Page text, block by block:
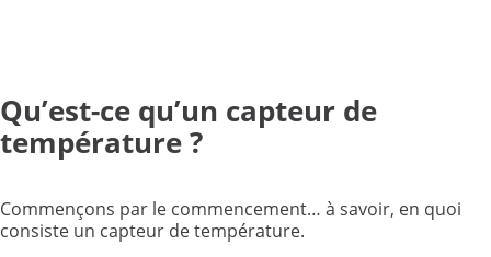
Qu’est-ce qu’un capteur de
température ?
Commençons par le commencement… à savoir, en quoi
consiste un capteur de température.